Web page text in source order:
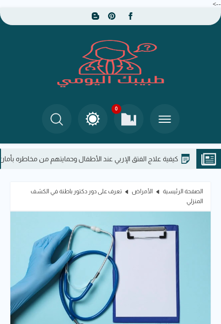
-->
0
كيفية علاج الفتق الإربي عند الأطفال وحمايتهم من مخاطره بأمان
الصفحة الرئيسية الأمراض
تعرف على دور دكتور باطنة في الكشف
المنزلي